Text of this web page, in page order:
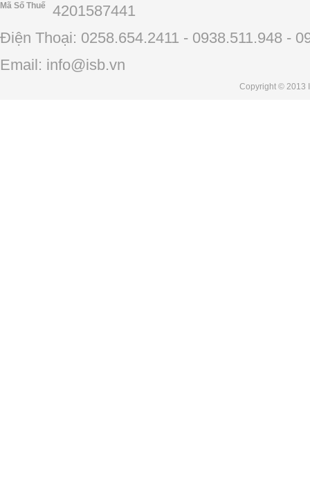
Mã Số Thuế
4201587441
Điện Thoại: 0258.654.2411 - 0938.511.948 -
Email: info@isb.vn
Copyright © 2013